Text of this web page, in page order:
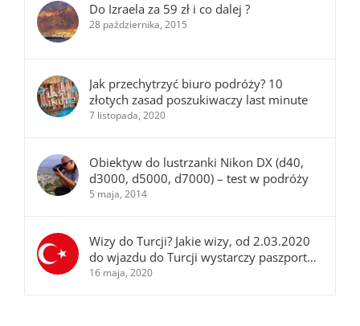
Do Izraela za 59 zł i co dalej ?
28 października, 2015
Jak przechytrzyć biuro podróży? 10
złotych zasad poszukiwaczy last minute
7 listopada, 2020
Obiektyw do lustrzanki Nikon DX (d40,
d3000, d5000, d7000) – test w podróży
5 maja, 2014
Wizy do Turcji? Jakie wizy, od 2.03.2020
do wjazdu do Turcji wystarczy paszport…
16 maja, 2020